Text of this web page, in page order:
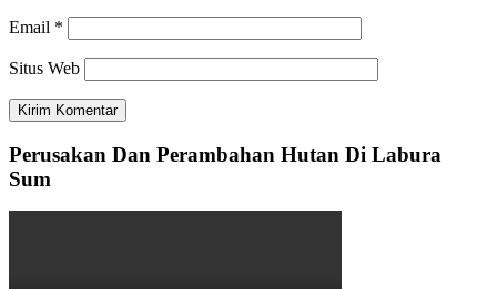
Email *
Situs Web
Perusakan Dan Perambahan Hutan Di Labura
Sum